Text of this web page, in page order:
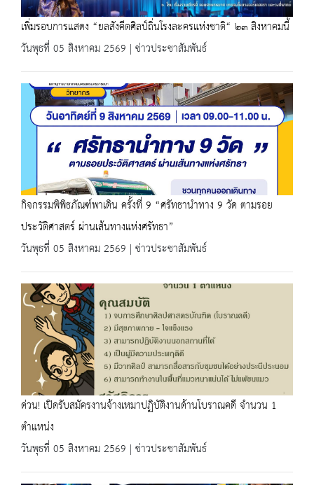
เพิ่มรอบการแสดง “ยลสังคีตศิลป์ถิ่นโรงละครแห่งชาติ“ ๒๓ สิงหาคมนี้
วันพุธที่ 05 สิงหาคม 2569 | ข่าวประชาสัมพันธ์
กิจกรรมพิพิธภัณฑ์พาเดิน ครั้งที่ 9 “ศรัทธานำทาง 9 วัด ตามรอย
ประวัติศาสตร์ ผ่านเส้นทางแห่งศรัทธา”
วันพุธที่ 05 สิงหาคม 2569 | ข่าวประชาสัมพันธ์
ด่วน! เปิดรับสมัครงานจ้างเหมาปฏิบัติงานด้านโบราณคดี จำนวน 1
ตำแหน่ง
วันพุธที่ 05 สิงหาคม 2569 | ข่าวประชาสัมพันธ์